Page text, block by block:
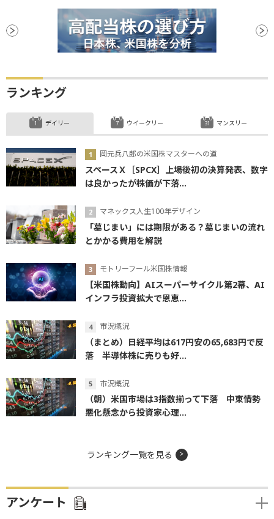
ランキング
デイリー
岡元兵八郎の米国株マスターへの道
スペースＸ［SPCX］上場後初の決算発表、数字
は良かったが株価が下落...
マネックス人生100年デザイン
「墓じまい」には期限がある？墓じまいの流れ
とかかる費用を解説
モトリーフール米国株情報
【米国株動向】AIスーパーサイクル第2幕、AI
インフラ投資拡大で恩恵...
市況概況
（まとめ）日経平均は617円安の65,683円で反
落 半導体株に売りも好...
市況概況
（朝）米国市場は3指数揃って下落 中東情勢
悪化懸念から投資家心理...
ウイークリー マンスリー
ランキング一覧を見る
アンケート